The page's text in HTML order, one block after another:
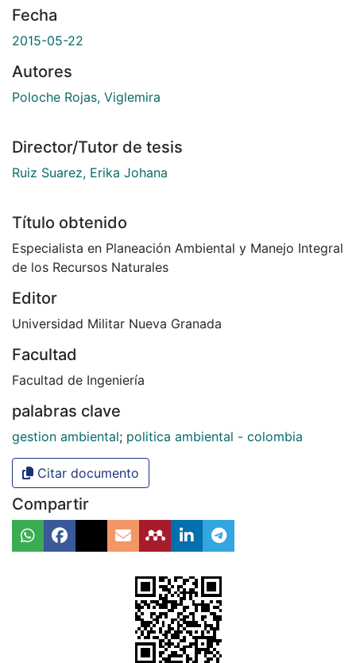
Fecha
2015-05-22
Autores
Poloche Rojas, Viglemira
Director/Tutor de tesis
Ruiz Suarez, Erika Johana
Título obtenido
Especialista en Planeación Ambiental y Manejo Integral
de los Recursos Naturales
Editor
Universidad Militar Nueva Granada
Facultad
Facultad de Ingeniería
palabras clave
gestion ambiental; politica ambiental - colombia
Citar documento
Compartir